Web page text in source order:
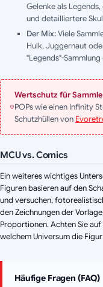
Gelenke als
und detailliertere
Der Mix:Viele
Hulk, Juggernaut
"Legends"-
Wertschutz für
POPs wie einen Infinity
Schutzhüllen von
MCU vs. Comics
Ein weiteres wichtiges
Figuren basieren auf den
und versuchen,
den Zeichnungen der
Proportionen. Achten Sie
welchem Universum die
Häufige Fragen (FAQ)